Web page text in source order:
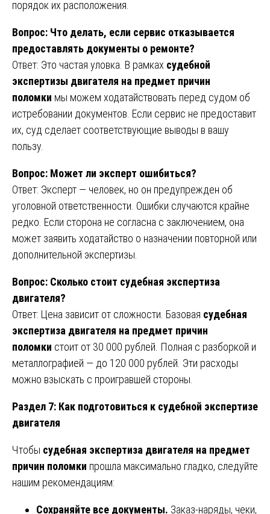
порядок их расположения.
Вопрос: Что делать, если сервис отказывается
предоставлять документы о ремонте?
Ответ: Это частая уловка. В рамках судебной
экспертизы двигателя на предмет причин
поломки мы можем ходатайствовать перед судом об
истребовании документов. Если сервис не предоставит
их, суд сделает соответствующие выводы в вашу
пользу.
Вопрос: Может ли эксперт ошибиться?
Ответ: Эксперт — человек, но он предупрежден об
уголовной ответственности. Ошибки случаются крайне
редко. Если сторона не согласна с заключением, она
может заявить ходатайство о назначении повторной или
дополнительной экспертизы.
Вопрос: Сколько стоит судебная экспертиза
двигателя?
Ответ: Цена зависит от сложности. Базовая судебная
экспертиза двигателя на предмет причин
поломки стоит от 30 000 рублей. Полная с разборкой и
металлографией — до 120 000 рублей. Эти расходы
можно взыскать с проигравшей стороны.
Раздел 7: Как подготовиться к судебной экспертизе
двигателя
Чтобы судебная экспертиза двигателя на предмет
причин поломки прошла максимально гладко, следуйте
нашим рекомендациям:
Сохраняйте все документы. Заказ-наряды, чеки,